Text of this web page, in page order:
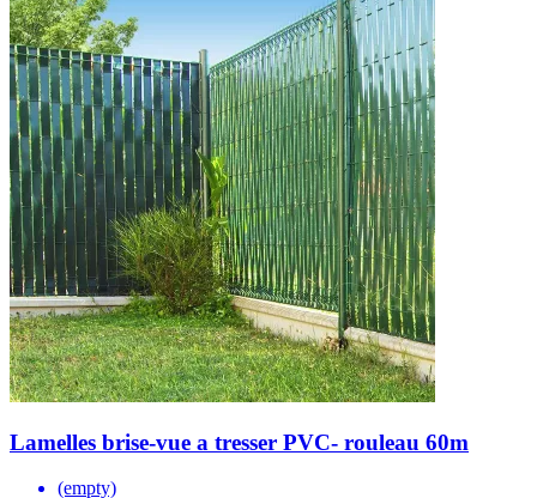
Lamelles brise-vue a tresser PVC- rouleau 60m
(empty)